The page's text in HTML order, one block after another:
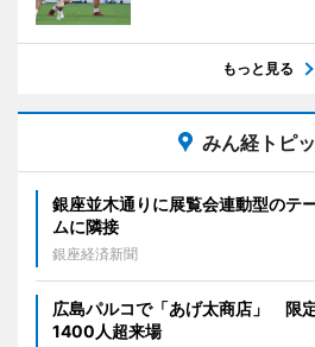
もっと見る
みん経トピ
銀座並木通りに展覧会連動型の
ムに隣接
銀座経済新聞
広島パルコで「あげ太商店」 限
1400人超来場